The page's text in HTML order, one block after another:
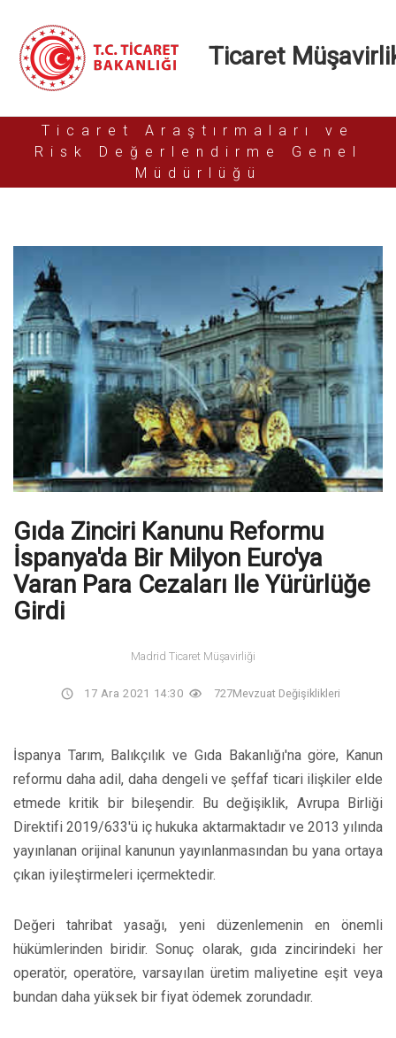
Ticaret
Ticaret Araştırmaları ve
Risk Değerlendirme Genel
Müdürlüğü
Gıda Zinciri Kanunu Reformu
İspanya'da Bir Milyon Euro'ya
Varan Para Cezaları Ile Yürürlüğe
Girdi
Madrid Ticaret Müşavirliği
17 Ara 2021 14:30 727Mevzuat Değişiklikleri
İspanya Tarım, Balıkçılık ve Gıda Bakanlığı'na göre, Kanun
reformu daha adil, daha dengeli ve şeffaf ticari ilişkiler elde
etmede kritik bir bileşendir. Bu değişiklik, Avrupa Birliği
Direktifi 2019/633'ü iç hukuka aktarmaktadır ve 2013 yılında
yayınlanan orijinal kanunun yayınlanmasından bu yana ortaya
çıkan iyileştirmeleri içermektedir.
Değeri tahribat yasağı, yeni düzenlemenin en önemli
hükümlerinden biridir. Sonuç olarak, gıda zincirindeki her
operatör, operatöre, varsayılan üretim maliyetine eşit veya
bundan daha yüksek bir fiyat ödemek zorundadır.